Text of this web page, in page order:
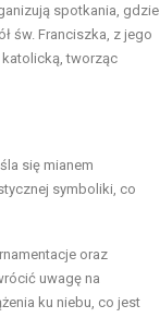
spotkania, gdzie
św. Franciszka, z jego
tworząc
się mianem
symboliki, co
oraz
uwagę na
ku niebu, co jest